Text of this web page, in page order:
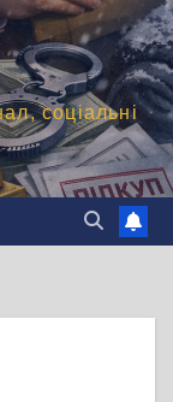
соціальні